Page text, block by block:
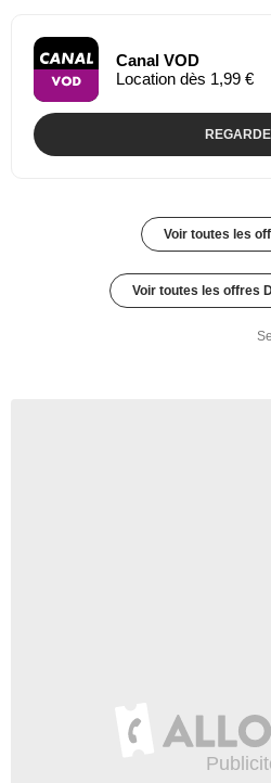
Canal VOD
Location dès 1,99 €
Voir toutes les
Voir toutes les offres